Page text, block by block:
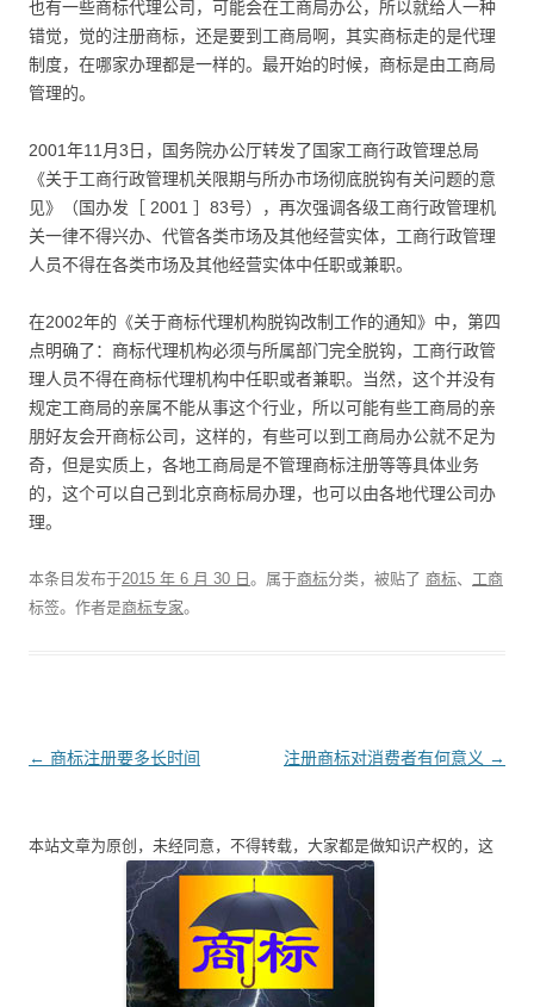
也有一些商标代理公司，可能会在工商局办公，所以就给人一种
错觉，觉的注册商标，还是要到工商局啊，其实商标走的是代理
制度，在哪家办理都是一样的。最开始的时候，商标是由工商局
管理的。
2001年11月3日，国务院办公厅转发了国家工商行政管理总局
《关于工商行政管理机关限期与所办市场彻底脱钩有关问题的意
见》（国办发［ 2001 ］83号），再次强调各级工商行政管理机
关一律不得兴办、代管各类市场及其他经营实体，工商行政管理
人员不得在各类市场及其他经营实体中任职或兼职。
在2002年的《关于商标代理机构脱钩改制工作的通知》中，第四
点明确了：商标代理机构必须与所属部门完全脱钩，工商行政管
理人员不得在商标代理机构中任职或者兼职。当然，这个并没有
规定工商局的亲属不能从事这个行业，所以可能有些工商局的亲
朋好友会开商标公司，这样的，有些可以到工商局办公就不足为
奇，但是实质上，各地工商局是不管理商标注册等等具体业务
的，这个可以自己到北京商标局办理，也可以由各地代理公司办
理。
本条目发布于2015 年 6 月 30 日 。属于商标分类，被贴了 商标、 工商
标签。 作者是商标专家。
文
航
← 商标注册要多长时间 注册商标对消费者有何意义 →
本站文章为原创，未经同意，不得转载，大家都是做知识产权的，这